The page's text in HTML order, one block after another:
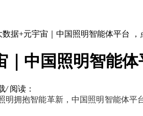
数据+元宇宙｜中国照明智能体平台
｜中国照明智能
/ 阅读：
明拥抱智能革新，中国照明智能体